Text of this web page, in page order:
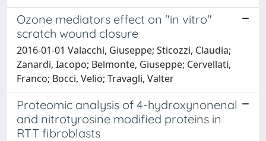
Ozone mediators effect on "in vitro"
scratch wound closure
2016-01-01 Valacchi, Giuseppe; Sticozzi, Claudia;
Zanardi, Iacopo; Belmonte, Giuseppe; Cervellati,
Franco; Bocci, Velio; Travagli, Valter
Proteomic analysis of 4-hydroxynonenal
and nitrotyrosine modified proteins in
RTT fibroblasts